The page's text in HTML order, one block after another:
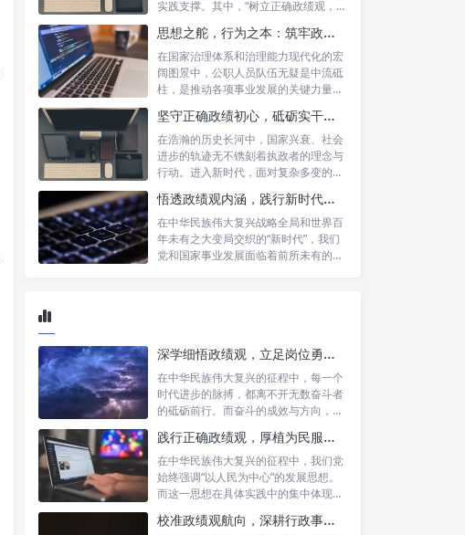
实践支撑。其中，“树立正确政绩观，凝
思想之舵，行为之本：筑牢政绩观根基，永葆公职人员本色
在国家治理体系和治理能力现代化的宏
阔图景中，公职人员队伍无疑是中流砥
柱，是推动各项事业发展的关键力量。
坚守正确政绩初心，砥砺实干担当精神：新时代高质量发展的核心引擎
在浩瀚的历史长河中，国家兴衰、社会
进步的轨迹无不镌刻着执政者的理念与
行动。进入新时代，面对复杂多变的国
悟透政绩观内涵，践行新时代使命：书写高质量发展的时代答卷
在中华民族伟大复兴战略全局和世界百
年未有之大变局交织的“新时代”，我们
党和国家事业发展面临着前所未有的机
深学细悟政绩观，立足岗位勇争先：新时代奋斗者的思想指引与实践航标
在中华民族伟大复兴的征程中，每一个
时代进步的脉搏，都离不开无数奋斗者
的砥砺前行。而奋斗的成效与方向，又
践行正确政绩观，厚植为民服务根基：迈向高质量发展的根本遵循
在中华民族伟大复兴的征程中，我们党
始终强调“以人民为中心”的发展思想。
而这一思想在具体实践中的集中体现，
校准政绩观航向，深耕行政事业本职：新时代高质量发展的双重 imperative